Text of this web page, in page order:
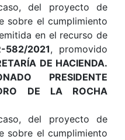
del proyecto de
sobre el cumplimiento
en el recurso de
582/2021, promovido
DE HACIENDA.
PRESIDENTE
DE LA ROCHA
del proyecto de
sobre el cumplimiento